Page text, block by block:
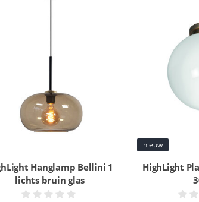
Hanglamp Bellini 1
lichts bruin glas
nieuw
HighLight